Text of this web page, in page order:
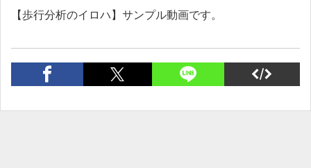
【歩行分析のイロハ】サンプル動画です。